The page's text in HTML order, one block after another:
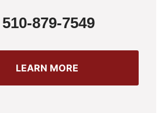
510-879-7549
LEARN MORE